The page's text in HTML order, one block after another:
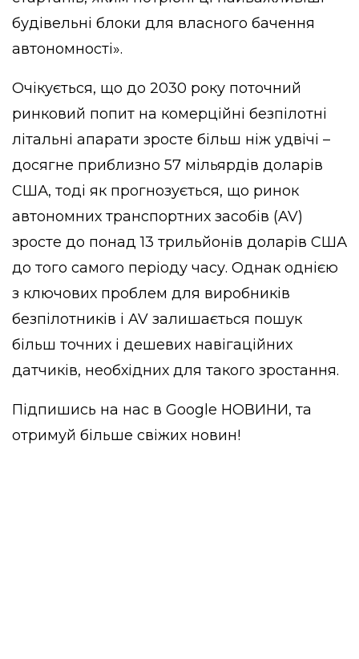
будівельні блоки для власного бачення
автономності».
Очікується, що до 2030 року поточний
ринковий попит на комерційні безпілотні
літальні апарати зросте більш ніж удвічі –
досягне приблизно 57 мільярдів доларів
США, тоді як прогнозується, що ринок
автономних транспортних засобів (AV)
зросте до понад 13 трильйонів доларів США
до того самого періоду часу. Однак однією
з ключових проблем для виробників
безпілотників і AV залишається пошук
більш точних і дешевих навігаційних
датчиків, необхідних для такого зростання.
Підпишись на нас в Google НОВИНИ, та
отримуй більше свіжих новин!